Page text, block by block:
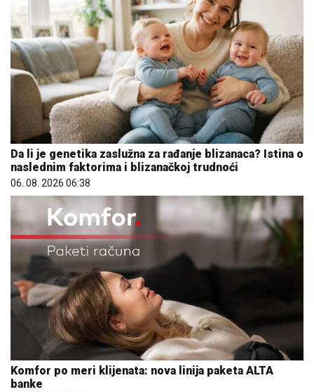
Da li je genetika zaslužna za rađanje blizanaca? Istina o
naslednim faktorima i blizanačkoj trudnoći
06. 08. 2026 06:38
Komfor po meri klijenata: nova linija paketa ALTA
banke